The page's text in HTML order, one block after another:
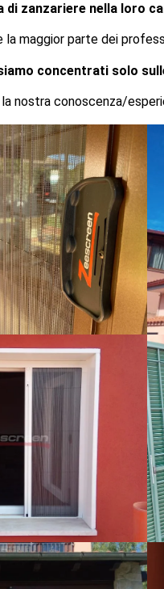
di zanzariere nella loro
maggior parte dei
concentrati solo
nostra conoscenza/